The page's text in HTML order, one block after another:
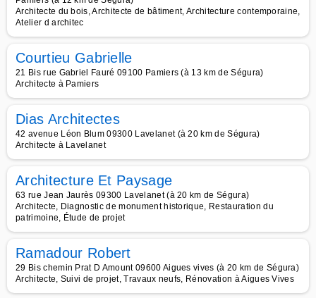
Architecte du bois, Architecte de bâtiment, Architecture contemporaine,
Atelier d architec
Courtieu Gabrielle
21 Bis rue Gabriel Fauré 09100 Pamiers (à 13 km de Ségura)
Architecte à Pamiers
Dias Architectes
42 avenue Léon Blum 09300 Lavelanet (à 20 km de Ségura)
Architecte à Lavelanet
Architecture Et Paysage
63 rue Jean Jaurès 09300 Lavelanet (à 20 km de Ségura)
Architecte, Diagnostic de monument historique, Restauration du
patrimoine, Étude de projet
Ramadour Robert
29 Bis chemin Prat D Amount 09600 Aigues vives (à 20 km de Ségura)
Architecte, Suivi de projet, Travaux neufs, Rénovation à Aigues Vives